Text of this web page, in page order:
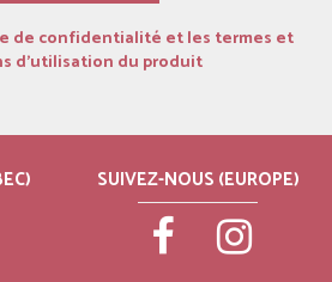
de confidentialité et les termes et
d’utilisation du produit
SUIVEZ-NOUS (EUROPE)